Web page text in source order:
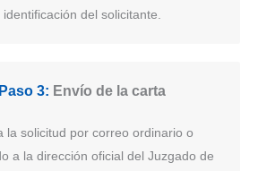
identificación del solicitante.
Paso 3: Envío de la carta
la solicitud por correo ordinario o
a la dirección oficial del Juzgado de